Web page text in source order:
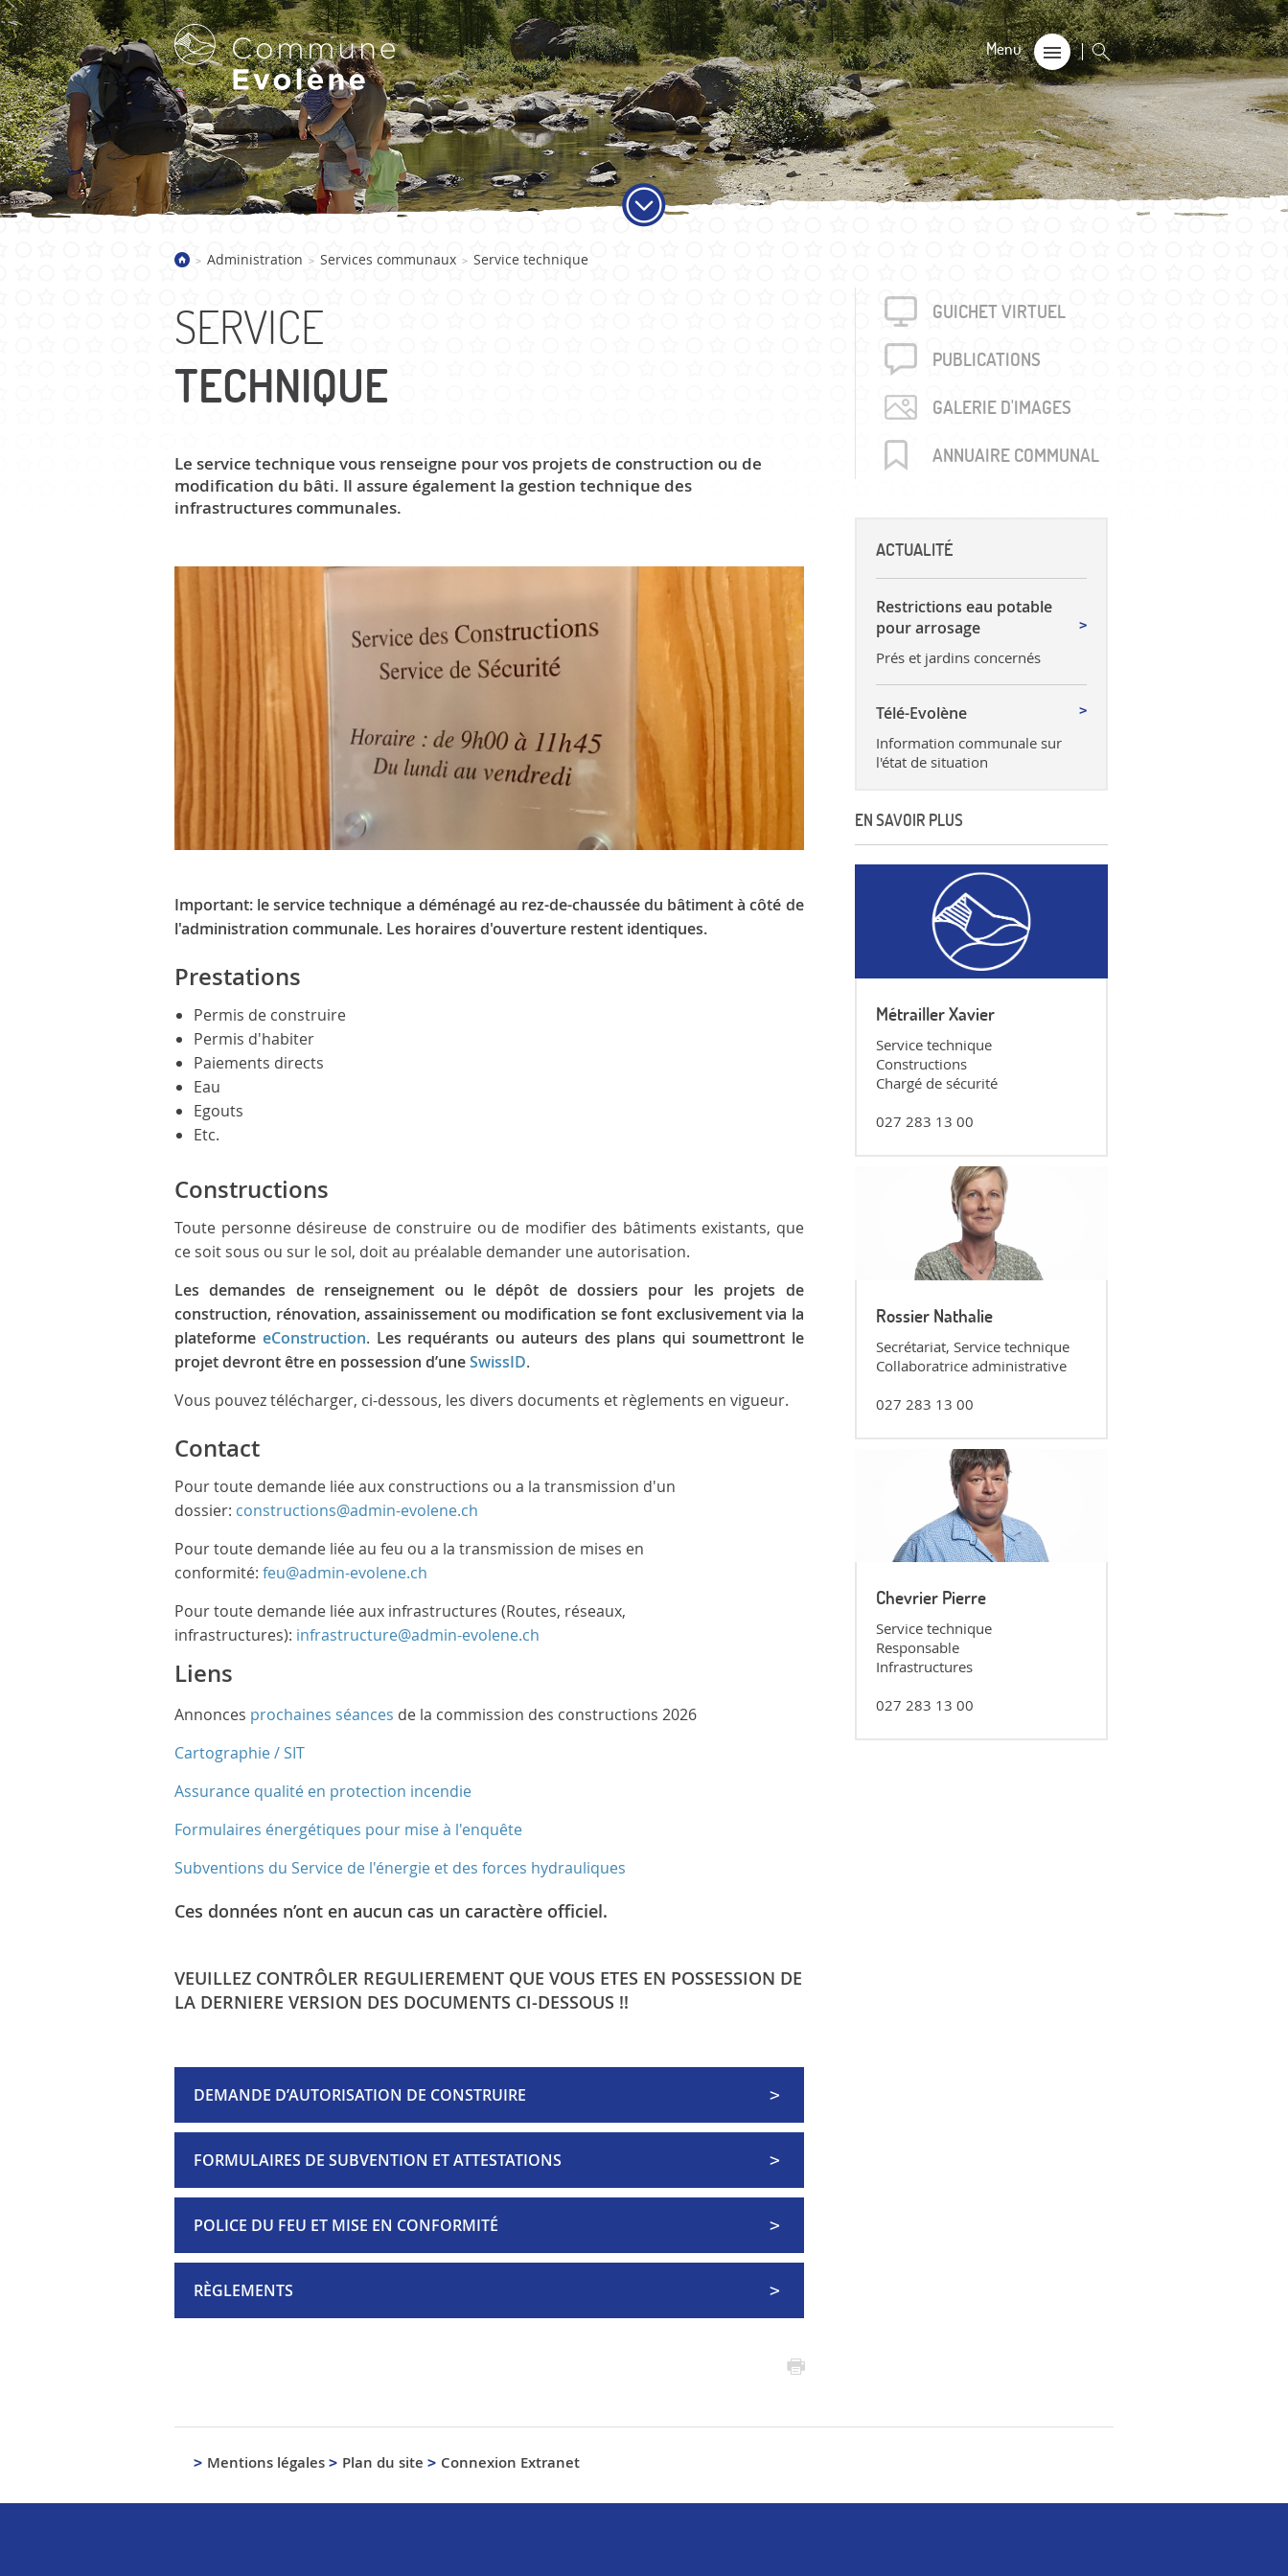
LA COMMUNE D'EVOLÈNE
Villages
Actualités
Historique
ADMINISTRATION VIE LOCALE
Objets trouvés
Carte jounalière dégriffée commune
Sociétés locales
CULTURE ET PATRIMOINE
Patrimoine
Office du tourisme
PRATIQUE
Guichet virtuel
Cartographie / SIT
Gestion des déchets
> Administration > Services communaux > Service technique
SERVICE
TECHNIQUE
Le service technique vous renseigne pour vos projets de construction ou de
modification du bâti. Il assure également la gestion technique des
infrastructures communales.
Important: le service technique a déménagé au rez-de-chaussée du bâtiment à côté de
l'administration communale. Les horaires d'ouverture restent identiques.
Prestations
Permis de construire
Permis d'habiter
Paiements directs
Eau
Egouts
Etc.
Constructions
Toute personne désireuse de construire ou de modifier des bâtiments existants, que
ce soit sous ou sur le sol, doit au préalable demander une autorisation.
Les demandes de renseignement ou le dépôt de dossiers pour les projets de
construction, rénovation, assainissement ou modification se font exclusivement via la
plateforme eConstruction. Les requérants ou auteurs des plans qui soumettront le
projet devront être en possession d’uneSwissID.
Vous pouvez télécharger, ci-dessous, les divers documents et règlements en vigueur.
Contact
Pour toute demande liée aux constructions ou a la transmission d'un
dossier: constructions@admin-evolene.ch
Pour toute demande liée au feu ou a la transmission de mises en
conformité: feu@admin-evolene.ch
Pour toute demande liée aux infrastructures (Routes, réseaux,
infrastructures): infrastructure@admin-evolene.ch
Liens
Annonces prochaines séances de la commission des constructions 2026
Cartographie / SIT
Assurance qualité en protection incendie
Formulaires énergétiques pour mise à l'enquête
Subventions du Service de l'énergie et des forces hydrauliques
Ces données n’ont en aucun cas un caractère officiel.
VEUILLEZ CONTRÔLER REGULIEREMENT QUE VOUS ETES EN POSSESSION DE
LA DERNIERE VERSION DES DOCUMENTS CI-DESSOUS !!
DEMANDE D’AUTORISATION DE CONSTRUIRE
FORMULAIRES DE SUBVENTION ET ATTESTATIONS
POLICE DU FEU ET MISE EN CONFORMITÉ
RÈGLEMENTS
GUICHET VIRTUEL
PUBLICA­TIONS
GALERIE D'IMAGES
ANNUAIRE COMMUNAL
ACTUALITÉ
Restrictions eau potable
pour arrosage
Prés et jardins concernés
Télé-Evolène
Information communale sur
l'état de situation
EN SAVOIR PLUS
Métrailler Xavier
Service technique
Constructions
Chargé de sécurité
027 283 13 00
Rossier Nathalie
Secrétariat, Service technique
Collaboratrice administrative
027 283 13 00
Chevrier Pierre
Service technique
Responsable
Infrastructures
027 283 13 00
Mentions légales Plan du site Connexion Extranet